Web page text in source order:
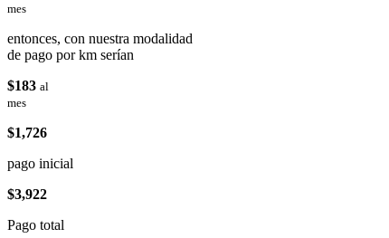
mes
entonces, con nuestra modalidad
de pago por km serían
$183 al
mes
$1,726
pago inicial
$3,922
Pago total